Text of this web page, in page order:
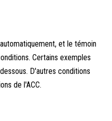
et le témoin
Certains exemples
D'autres conditions
de l'ACC.